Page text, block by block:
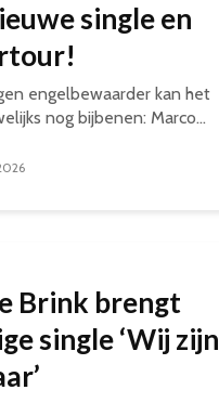
single en
engelbewaarder kan het
nog bijbenen: Marco...
Brink brengt
single ‘Wij zijn